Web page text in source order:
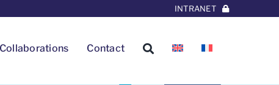
INTRANET
Contact